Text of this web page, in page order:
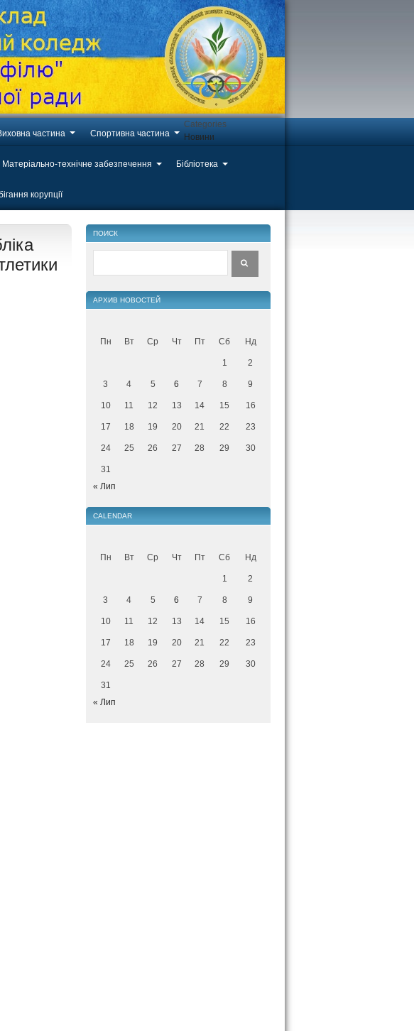
частина Спортивна частина
Матеріально-технічне забезпечення Бібліотека
корупції
Categories
Новини
ПОИСК
АРХИВ НОВОСТЕЙ
Пн Вт Ср Чт Пт Сб Нд
1 2
3 4 5 6 7 8 9
10 11 12 13 14 15 16
17 18 19 20 21 22 23
24 25 26 27 28 29 30
31
« Лип
CALENDAR
Пн Вт Ср Чт Пт Сб Нд
1 2
3 4 5 6 7 8 9
10 11 12 13 14 15 16
17 18 19 20 21 22 23
24 25 26 27 28 29 30
31
« Лип